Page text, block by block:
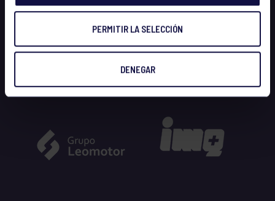
PERMITIR LA SELECCIÓN
DENEGAR